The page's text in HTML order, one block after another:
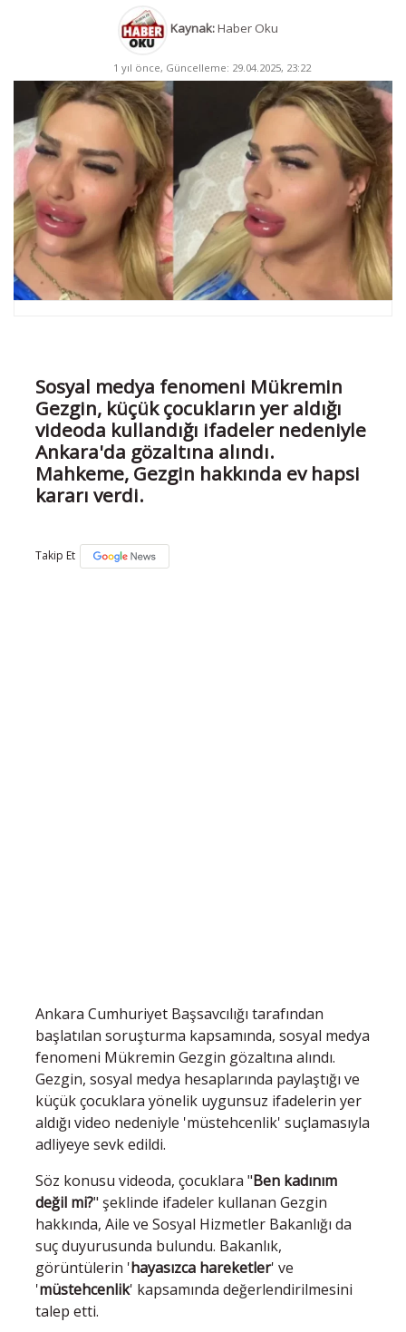
Kaynak:Haber Oku
1 yıl önce, Güncelleme: 29.04.2025, 23:22
Sosyal medya fenomeni Mükremin
Gezgin, küçük çocukların yer aldığı
videoda kullandığı ifadeler nedeniyle
Ankara'da gözaltına alındı.
Mahkeme, Gezgin hakkında ev hapsi
kararı verdi.
Takip Et
Ankara Cumhuriyet Başsavcılığı tarafından
başlatılan soruşturma kapsamında, sosyal medya
fenomeni Mükremin Gezgin gözaltına alındı.
Gezgin, sosyal medya hesaplarında paylaştığı ve
küçük çocuklara yönelik uygunsuz ifadelerin yer
aldığı video nedeniyle 'müstehcenlik' suçlamasıyla
adliyeye sevk edildi.
Söz konusu videoda, çocuklara "Ben kadınım
değil mi?" şeklinde ifadeler kullanan Gezgin
hakkında, Aile ve Sosyal Hizmetler Bakanlığı da
suç duyurusunda bulundu. Bakanlık,
görüntülerin 'hayasızca hareketler' ve
'müstehcenlik' kapsamında değerlendirilmesini
talep etti.